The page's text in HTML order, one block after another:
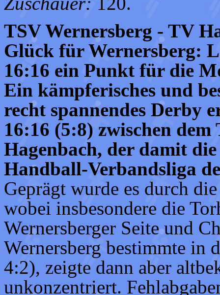
TSV Wernersberg - TV
Glück für Wernersberg:
16:16 ein Punkt für die
Ein kämpferisches und
recht spannendes Derby
16:16 (5:8) zwischen
Hagenbach, der damit
Handball-Verbandsliga
Geprägt wurde es durch
wobei insbesondere die
Wernersberger Seite und
Wernersberg bestimmte in
4:2), zeigte dann aber
unkonzentriert.